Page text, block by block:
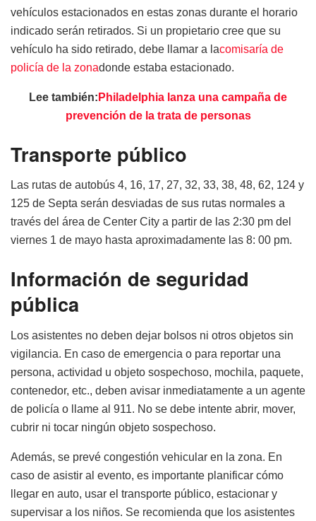
vehículos estacionados en estas zonas durante el horario
indicado serán retirados. Si un propietario cree que su
vehículo ha sido retirado, debe llamar a lacomisaría de
policía de la zonadonde estaba estacionado.
Lee también: Philadelphia lanza una campaña de
prevención de la trata de personas
Transporte público
Las rutas de autobús 4, 16, 17, 27, 32, 33, 38, 48, 62, 124 y
125 de Septa serán desviadas de sus rutas normales a
través del área de Center City a partir de las 2:30 pm del
viernes 1 de mayo hasta aproximadamente las 8: 00 pm.
Información de seguridad
pública
Los asistentes no deben dejar bolsos ni otros objetos sin
vigilancia. En caso de emergencia o para reportar una
persona, actividad u objeto sospechoso, mochila, paquete,
contenedor, etc., deben avisar inmediatamente a un agente
de policía o llame al 911. No se debe intente abrir, mover,
cubrir ni tocar ningún objeto sospechoso.
Además, se prevé congestión vehicular en la zona. En
caso de asistir al evento, es importante planificar cómo
llegar en auto, usar el transporte público, estacionar y
supervisar a los niños. Se recomienda que los asistentes